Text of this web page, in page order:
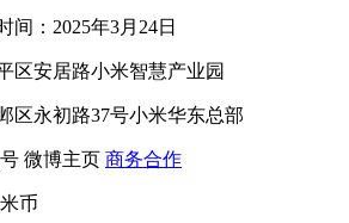
间：2025年3月24日
区安居路小米智慧产业园
区永初路37号小米华东总部
微博主页 商务合作
米币